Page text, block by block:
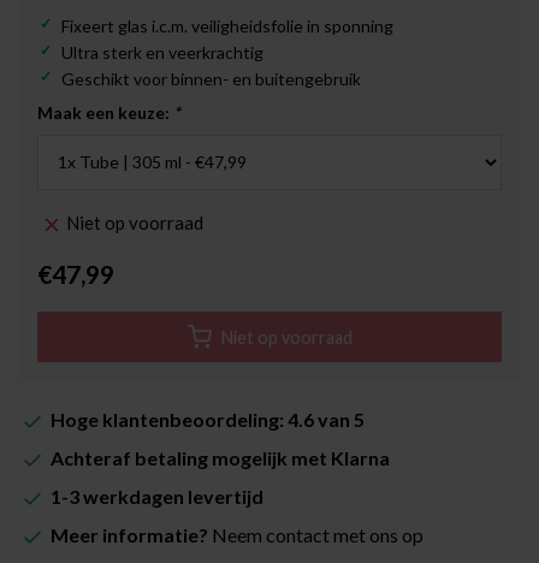
Fixeert glas i.c.m. veiligheidsfolie in sponning
Ultra sterk en veerkrachtig
Geschikt voor binnen- en buitengebruik
Maak een keuze: *
Niet op voorraad
€47,99
Niet op voorraad
Hoge klantenbeoordeling: 4.6 van 5
Achteraf betaling mogelijk met Klarna
1-3 werkdagen levertijd
Meer informatie? Neem contact met ons op